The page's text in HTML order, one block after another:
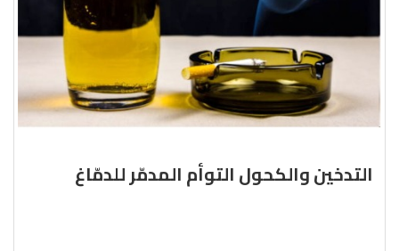
التدخين والكحول التوأم المدمّر للدمّاغ